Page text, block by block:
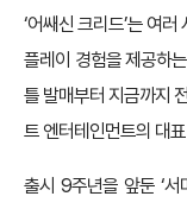
‘어쌔신 크리드’는 여
플레이 경험을 제공하
틀 발매부터 지금까지
트 엔터테인먼트의 대
출시 9주년을 앞둔 ‘서